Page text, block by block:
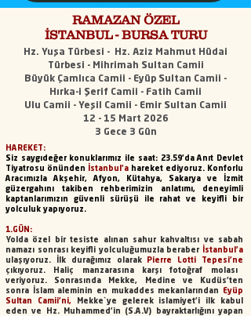
RAMAZAN ÖZEL
İSTANBUL - BURSA TURU
Hz. Yuşa Türbesi - Hz. Aziz Mahmut Hüdai
Türbesi - Mihrimah Sultan Camii
Büyük Çamlıca Camii - Eyüp Sultan Camii -
Hırka-i Şerif Camii - Fatih Camii
Ulu Camii - Yeşil Camii - Emir Sultan Camii
12 - 15 Mart 2026
3 Gece 3 Gün
HAREKET:
Siz saygıdeğer konuklarımız ile saat: 23.59’da Anıt Devlet
Tiyatrosu önünden
İstanbul'a hareket ediyoruz. Konforlu
Aracımızla Akşehir, Afyon, Kütahya, Sakarya ve İzmit
güzergahını takiben rehberimizin anlatımı, deneyimli
kaptanlarımızın güvenli sürüşü ile rahat ve keyifli bir
yolculuk yapıyoruz.
1.GÜN:
Yolda özel bir tesiste alınan sahur kahvaltısı ve sabah
namazı sonrası keyifli yolculuğumuzla beraber
İstanbul’a
ulaşıyoruz.
İlk durağımız olarak
Pierre Lotti Tepesi’ne
çıkıyoruz. Haliç manzarasına karşı fotoğraf molası
veriyoruz. Sonrasında Mekke, Medine ve Kudüs'ten
sonra İslam aleminin en mukaddes mekanlarından Eyüp
Sultan Camii’ni,Mekke`ye gelerek islamiyet'i ilk kabul
eden ve Hz. Muhammed'in (S.A.V) bayraktarlığını yapan